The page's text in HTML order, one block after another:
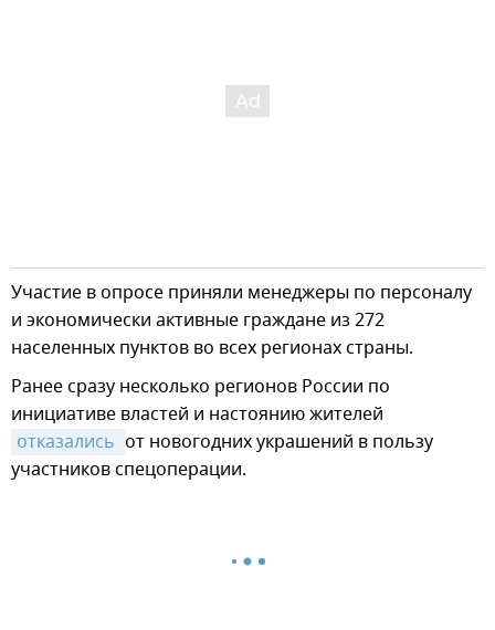
Участие в опросе приняли менеджеры по персоналу
и экономически активные граждане из 272
населенных пунктов во всех регионах страны.
Ранее сразу несколько регионов России по
инициативе властей и настоянию жителей
отказались от новогодних украшений в пользу
участников спецоперации.